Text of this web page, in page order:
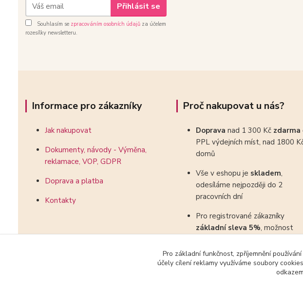
Přihlásit se
Souhlasím se zpracováním osobních údajů za účelem
rozesílky newsletteru.
Informace pro zákazníky
Jak nakupovat
Dokumenty, návody - Výměna,
reklamace, VOP, GDPR
Doprava a platba
Kontakty
Proč nakupovat u nás?
Doprava nad 1 300 Kč zdarma
PPL výdejních míst, nad 1800
domů
Vše v eshopu je skladem,
odesíláme nejpozději do 2
pracovních dní
Pro registrované zákazníky
základní sleva 5%, možnost
Pro základní funkčnost, zpříjemnění
účely cílení reklamy využíváme soubory